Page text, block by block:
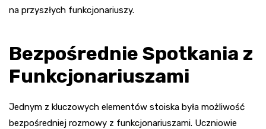
na przyszłych funkcjonariuszy.
Bezpośrednie Spotkania z
Funkcjonariuszami
Jednym z kluczowych elementów stoiska była możliwość
bezpośredniej rozmowy z funkcjonariuszami. Uczniowie